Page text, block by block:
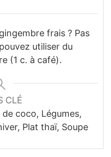
frais ? Pas
utiliser du
(1 c. à café).
CLÉ
coco, Légumes,
Plat thaï, Soupe